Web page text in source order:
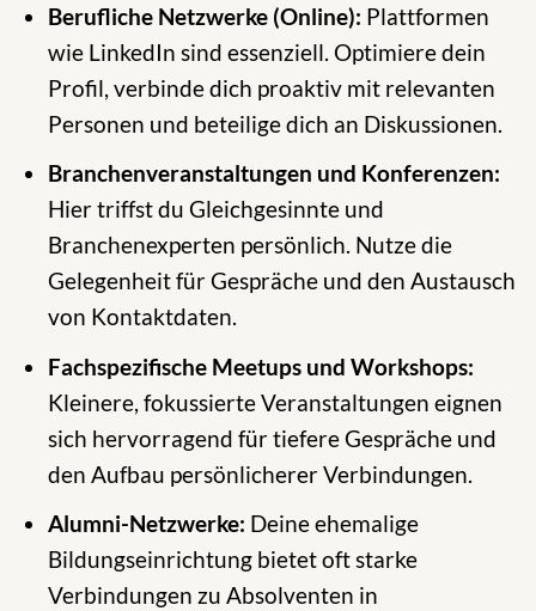
Berufliche Netzwerke (Online): Plattformen
wie LinkedIn sind essenziell. Optimiere dein
Profil, verbinde dich proaktiv mit relevanten
Personen und beteilige dich an Diskussionen.
Branchenveranstaltungen und Konferenzen:
Hier triffst du Gleichgesinnte und
Branchenexperten persönlich. Nutze die
Gelegenheit für Gespräche und den Austausch
von Kontaktdaten.
Fachspezifische Meetups und Workshops:
Kleinere, fokussierte Veranstaltungen eignen
sich hervorragend für tiefere Gespräche und
den Aufbau persönlicherer Verbindungen.
Alumni-Netzwerke: Deine ehemalige
Bildungseinrichtung bietet oft starke
Verbindungen zu Absolventen in